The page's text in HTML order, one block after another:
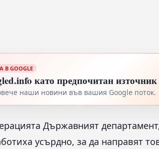
GOOGLE
като предпочитан източник
наши новини във вашия Google поток.
Държавният
усърдно, за да направят